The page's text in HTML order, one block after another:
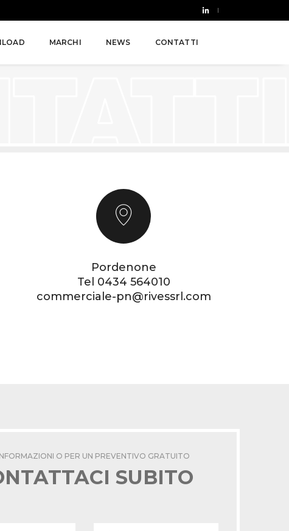
MARCHI NEWS CONTATTI
Pordenone
Tel 0434 564010
commerciale-pn@rivessrl.com
O PER UN PREVENTIVO GRATUITO
SUBITO